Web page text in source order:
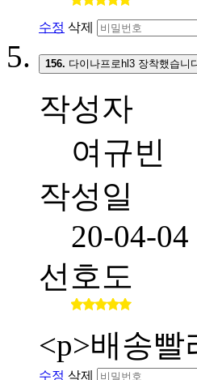
수정 삭제
156. 다이나프로hl3 장착했습니
작성자
여규빈
작성일
20-04-04
선호도
<p>배송빨
수정 삭제